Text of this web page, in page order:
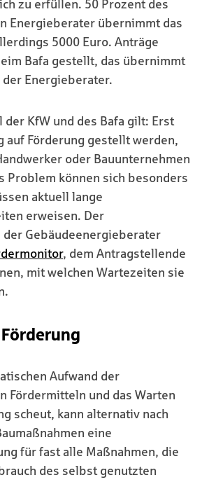
zu erfüllen. 50 Prozent des
Energieberater übernimmt das
5000 Euro. Anträge
Bafa gestellt, das übernimmt
Energieberater.
der KfW und des Bafa gilt: Erst
auf Förderung gestellt werden,
oder Bauunternehmen
Problem können sich besonders
aktuell lange
erweisen. Der
der Gebäudeenergieberater
, dem Antragstellende
mit welchen Wartezeiten sie
Aufwand der
Fördermitteln und das Warten
scheut, kann alternativ nach
eine
für fast alle Maßnahmen, die
des selbst genutzten